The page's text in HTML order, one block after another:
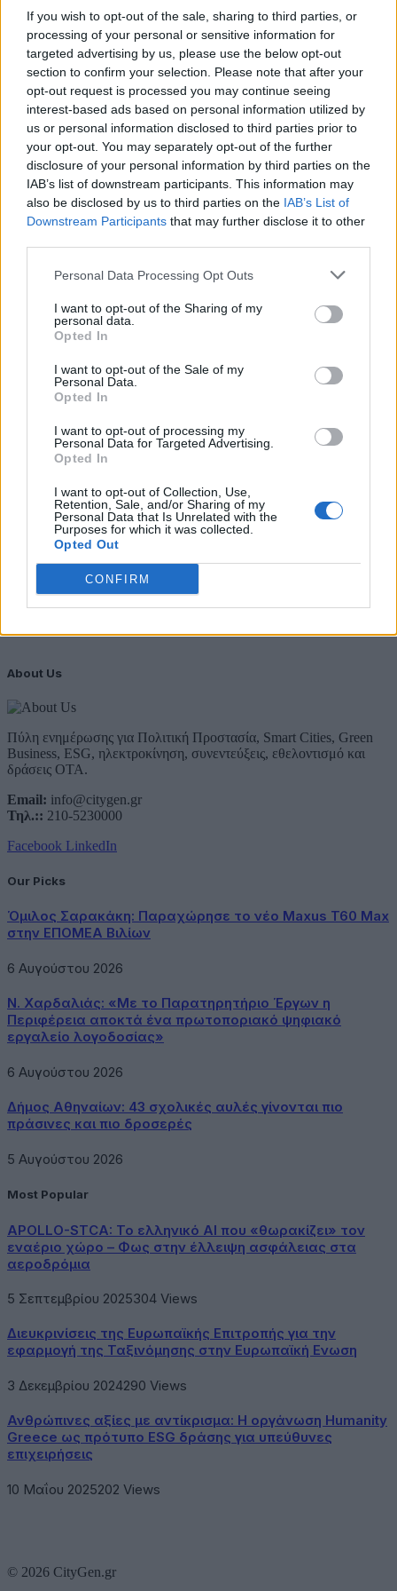
If you wish to opt-out of the sale, sharing to third parties, or
processing of your personal or sensitive information for
targeted advertising by us, please use the below opt-out
section to confirm your selection. Please note that after your
opt-out request is processed you may continue seeing
interest-based ads based on personal information utilized by
us or personal information disclosed to third parties prior to
your opt-out. You may separately opt-out of the further
disclosure of your personal information by third parties on the
IAB’s list of downstream participants. This information may
also be disclosed by us to third parties on the IAB’s List of
Downstream Participants that may further disclose it to other
Personal Data Processing Opt Outs
I want to opt-out of the Sharing of my
personal data.
Opted In
I want to opt-out of the Sale of my
Personal Data.
Opted In
I want to opt-out of processing my
Personal Data for Targeted Advertising.
Opted In
I want to opt-out of Collection, Use,
Retention, Sale, and/or Sharing of my
Personal Data that Is Unrelated with the
Purposes for which it was collected.
Opted Out
CONFIRM
Όμιλος Σαρακάκη: Παραχώρησε το νέο Maxus T60 Max
στην ΕΠΟΜΕΑ Βιλίων
6 Αυγούστου 2026
Ν. Χαρδαλιάς: «Με το Παρατηρητήριο Έργων η
Περιφέρεια αποκτά ένα πρωτοποριακό ψηφιακό
εργαλείο λογοδοσίας»
6 Αυγούστου 2026
Δήμος Αθηναίων: 43 σχολικές αυλές γίνονται πιο
πράσινες και πιο δροσερές
του αιολικού πάρκου Faria Αίολος Λάρυμνα
5 Αυγούστου 2026
ΥΠΕΝ: Διευρύνεται ο κατάλογος των
Προστατευόμενων Τοπίων σε 12
4 Αυγούστου 2026
Newsletter Citygen.gr
Λάβετε όλα τα τελευταία νέα από τον χώρο της Πολιτικής
Προστασίας, του ESG, του Green Business και των ΟΤΑ
Συμφωνώ με την Πολιτική Δεδομένων
About Us
Πύλη ενημέρωσης για Πολιτική Προστασία, Smart Cities, Green
Business, ESG, ηλεκτροκίνηση, συνεντεύξεις, εθελοντισμό και
δράσεις ΟΤΑ.
Email: info@citygen.gr
Τηλ.:: 210-5230000
Facebook LinkedIn
Our Picks
Όμιλος Σαρακάκη: Παραχώρησε το νέο Maxus T60 Max
στην ΕΠΟΜΕΑ Βιλίων
6 Αυγούστου 2026
Ν. Χαρδαλιάς: «Με το Παρατηρητήριο Έργων η
Περιφέρεια αποκτά ένα πρωτοποριακό ψηφιακό
εργαλείο λογοδοσίας»
6 Αυγούστου 2026
Δήμος Αθηναίων: 43 σχολικές αυλές γίνονται πιο
πράσινες και πιο δροσερές
5 Αυγούστου 2026
Most Popular
APOLLO-STCA: Το ελληνικό AI που «θωρακίζει» τον
εναέριο χώρο – Φως στην έλλειψη ασφάλειας στα
αεροδρόμια
5 Σεπτεμβρίου 2025304 Views
Διευκρινίσεις της Ευρωπαϊκής Επιτροπής για την
εφαρμογή της Ταξινόμησης στην Ευρωπαϊκή Ενωση
3 Δεκεμβρίου 2024290 Views
Ανθρώπινες αξίες με αντίκρισμα: Η οργάνωση Humanity
Greece ως πρότυπο ESG δράσης για υπεύθυνες
επιχειρήσεις
10 Μαΐου 2025202 Views
© 2026 CityGen.gr